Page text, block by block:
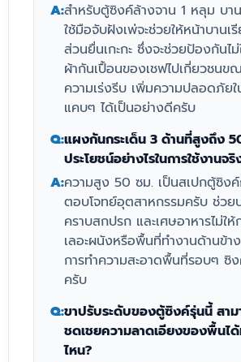
A:สำหรับตู้ซิงค์ล้างจาน 1 หลุม บา
ใช้มือจับฝังเพ่จะช่วยให้หน้าบานเ
ส่วนยื่นเกะกะ ซึ่งจะช่วยป้องกันไ
ผ้ากันเปื้อนของเชฟไปเกี่ยวชนข
ความเร่งรีบ เพิ่มความปลอดภัย
แคบๆ ได้เป็นอย่างดีครับ
Q:แผงกันกระเด็น 3 ด้านที่สูงถึง
ประโยชน์อย่างไรในการใช้งานจริ
A:ความสูง 50 ซม. เป็นสเปกตู้ซิงค์
ตอบโจทย์อุตสาหกรรมครับ ช่ว
คราบสกปรก และเศษอาหารไม่ให้
เลอะผนังหรือพื้นที่ทำงานด้านข้า
การทำความสะอาดพื้นที่รอบๆ ซิ
ครับ
Q:ขาปรับระดับของตู้ซิงค์รุ่นนี้ สา
ชดเชยความลาดเอียงของพื้นไ
ไหน?